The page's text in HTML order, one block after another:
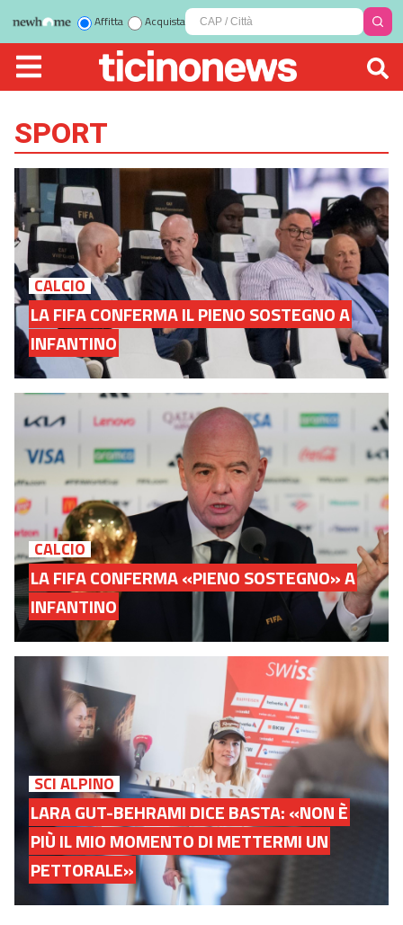
Affitta Acquista
SPORT
CALCIO
LA FIFA CONFERMA IL PIENO SOSTEGNO A
INFANTINO
CALCIO
LA FIFA CONFERMA «PIENO SOSTEGNO» A
INFANTINO
SCI ALPINO
LARA GUT-BEHRAMI DICE BASTA: «NON È
PIÙ IL MIO MOMENTO DI METTERMI UN
PETTORALE»